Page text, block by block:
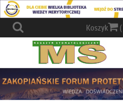
Koszyk